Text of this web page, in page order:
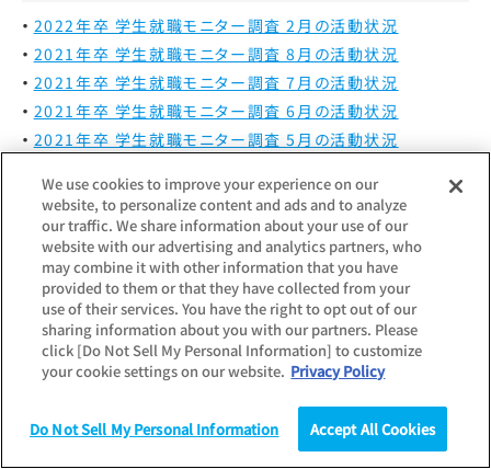
統計（データ） コラム
2022年卒 学生就職モニター調査 2月の活動状況
2021年卒 学生就職モニター調査 8月の活動状況
2021年卒 学生就職モニター調査 7月の活動状況
2021年卒 学生就職モニター調査 6月の活動状況
2021年卒 学生就職モニター調査 5月の活動状況
2021年卒 学生就職モニター調査 3月の活動状況
2019年度
2021年卒 学生就職モニター調査 2月の活動状況
2020年卒 学生就職モニター調査 8月の活動状況
学生就職モニター調査（2020年卒以前）
2020年卒 学生就職モニター調査 7月の活動状況
2020年卒 学生就職モニター調査 6月の活動状況
2020年卒 学生就職モニター調査 5月の活動状況
2020年卒 学生就職モニター調査 4月の活動状況
We use cookies to improve your experience on our
website, to personalize content and ads and to analyze
our traffic. We share information about your use of our
website with our advertising and analytics partners, who
may combine it with other information that you have
provided to them or that they have collected from your
use of their services. You have the right to opt out of our
sharing information about you with our partners. Please
click [Do Not Sell My Personal Information] to customize
your cookie settings on our website. Privacy Policy
Do Not Sell My Personal Information Accept All Cookies